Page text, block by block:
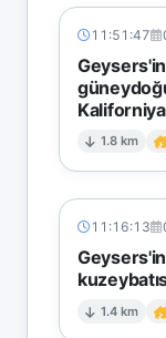
11:51:47
Kaliforniya
1.8 km
11:16:13
1.4 km